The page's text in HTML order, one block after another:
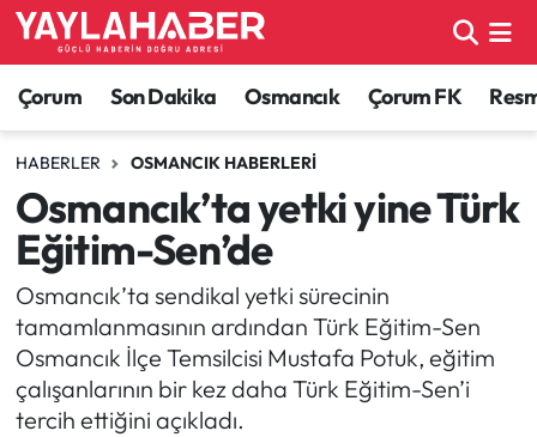
Çorum Son Dakika Osmancık Çorum FK
HABERLER OSMANCIK HABERLERI
Osmancık’ta yetki yine Türk
Eğitim-Sen’de
Osmancık’ta sendikal yetki sürecinin
tamamlanmasının ardından Türk Eğitim-Sen
Osmancık İlçe Temsilcisi Mustafa Potuk, eğitim
çalışanlarının bir kez daha Türk Eğitim-Sen’i
tercih ettiğini açıkladı.
Alaca Haberleri
Bayat Haberleri
Bilgi - Keşfet Haberleri
Bilim ve Teknoloji
Boğazkale Haberleri
Çorum Haberleri
Çorum Nöbetçi Eczaneler
Çorum Hava Durumu
Çorum Namaz Vakitleri
Çorum Trafik Yoğunluk Haritası
TFF 1.Lig Puan Durumu ve Fikstür
Tüm Manşetler